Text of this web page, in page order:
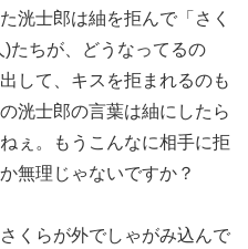
洸士郎は紬を拒んで「さく
たちが、どうなってるの
して、キスを拒まれるのも
洸士郎の言葉は紬にしたら
ぇ。もうこんなに相手に拒
無理じゃないですか？
くらが外でしゃがみ込んで